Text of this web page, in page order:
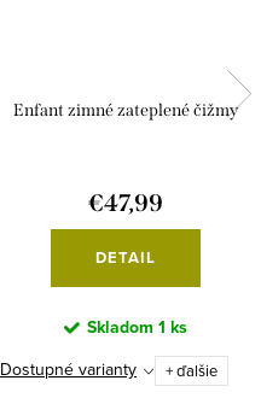
Enfant zimné zateplené čižmy
€47,99
DETAIL
Skladom 1 ks
Dostupné varianty
+ ďalšie